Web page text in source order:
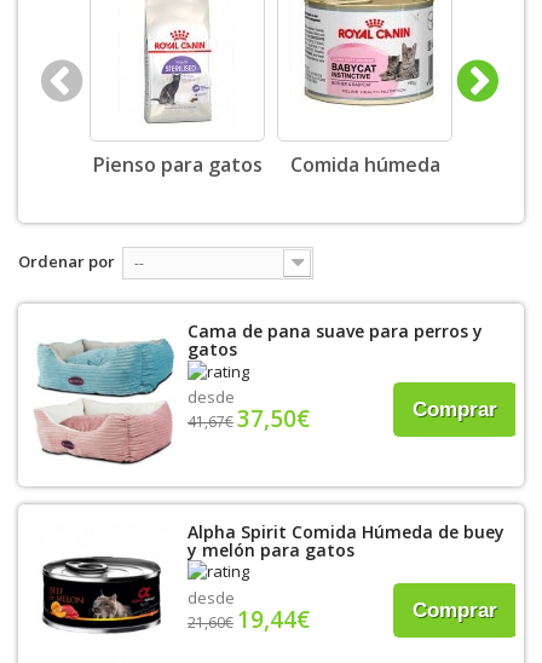
Pienso para gatos Comida húmeda
Ordenar por --
Cama de pana suave para perros y
gatos
desde
41,67€37,50€ Comprar
Alpha Spirit Comida Húmeda de buey
y melón para gatos
desde
21,60€ 19,44€ Comprar